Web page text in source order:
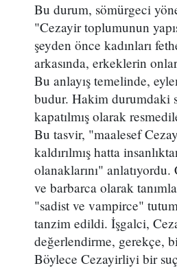
Bu durum, sömürgeci
"Cezayir toplumunun
şeyden önce kadınları
arkasında, erkeklerin
Bu anlayış temelinde,
budur. Hakim durumdaki
kapatılmış olarak
Bu tasvir, "maalesef
kaldırılmış hatta
olanaklarını" anlatıyordu.
ve barbarca olarak
"sadist ve vampirce"
tanzim edildi. İşgalci,
değerlendirme, gerekçe,
Böylece Cezayirliyi bir